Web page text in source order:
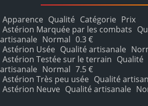
Apparence Qualité Catégorie Prix
Astérion Marquée par les combats
artisanale Normal 0.3 €
Astérion Usée Qualité artisanale
Astérion Testée sur le terrain Qualité
artisanale Normal 7.5 €
Astérion Très peu usée Qualité
Astérion Neuve Qualité artisanale